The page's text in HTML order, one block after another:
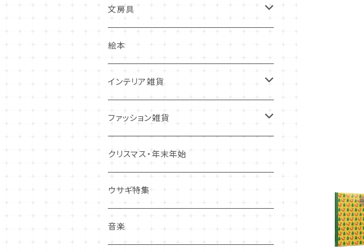
その他
多目的カード
クリスマス・冬の季節
ポストカード
ニードルフエルト
ワッペン
抜型、シリコンモールド
その他
文房具
ノート・メモ・付箋
レターセット
マステ・ステッカー等
しおり・ブックマーク
その他
絵本
インテリア雑貨
置物
布製品・ドイリー
マグネット
その他
ファッション雑貨
キーホルダー・バッグチャーム
アクセサリー
ポーチ・バッグ
クリスマス・年末年始
ウサギ特集
音楽